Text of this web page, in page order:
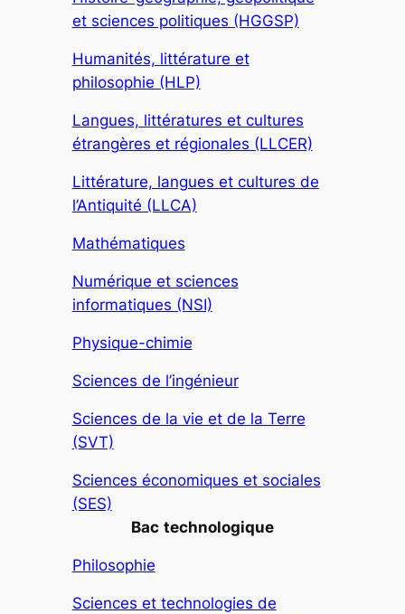
et sciences politiques (HGGSP)
Humanités, littérature et
philosophie (HLP)
Langues, littératures et cultures
étrangères et régionales (LLCER)
Littérature, langues et cultures de
l’Antiquité (LLCA)
Mathématiques
Numérique et sciences
informatiques (NSI)
Physique-chimie
Sciences de l’ingénieur
Sciences de la vie et de la Terre
(SVT)
Sciences économiques et sociales
(SES)
Bac technologique
Philosophie
Sciences et technologies de